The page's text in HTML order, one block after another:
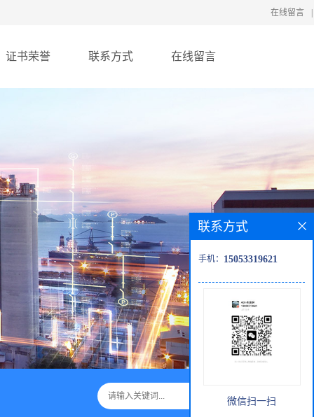
在线留言
证书荣誉 联系方式 在线留言
联系方式
手机： 15053319621
微信扫一扫